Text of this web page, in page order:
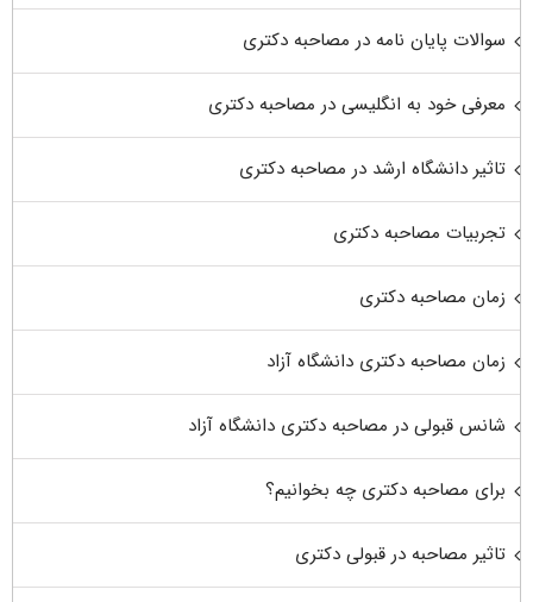
سوالات پایان نامه در مصاحبه دکتری
معرفی خود به انگلیسی در مصاحبه دکتری
تاثیر دانشگاه ارشد در مصاحبه دکتری
تجربیات مصاحبه دکتری
زمان مصاحبه دکتری
زمان مصاحبه دکتری دانشگاه آزاد
شانس قبولی در مصاحبه دکتری دانشگاه آزاد
برای مصاحبه دکتری چه بخوانیم؟
تاثیر مصاحبه در قبولی دکتری